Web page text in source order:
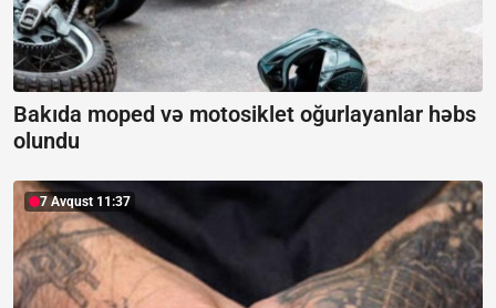
Bakıda moped və motosiklet oğurlayanlar həbs
olundu
7 Avqust 11:37